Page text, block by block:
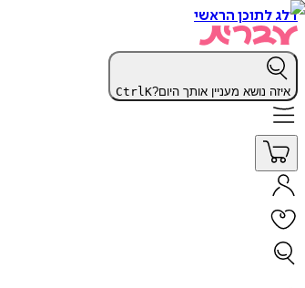
דלג לתוכן הראשי
איזה נושא מעניין אותך היום? CtrlK